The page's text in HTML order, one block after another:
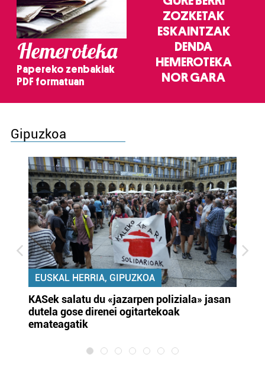
Hemeroteka
Papereko zenbakiak
PDF formatuan
ZOZKETAK
ESKAINTZAK
DENDA
HEMEROTEKA
NOR GARA
Gipuzkoa
EUSKAL HERRIA, GIPUZKOA
KASek salatu du «jazarpen poliziala» jasan
dutela gose direnei ogitartekoak
emateagatik